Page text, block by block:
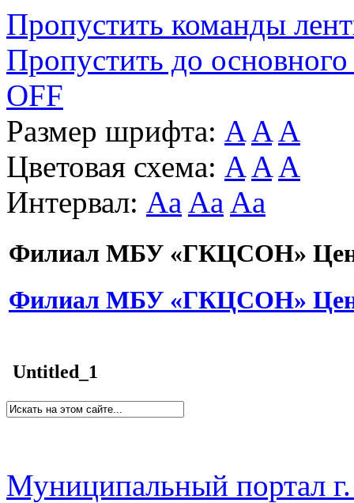
Пропустить команды
Пропустить до основного
OFF
Размер шрифта: A A A
Цветовая схема: A A A
Интервал: Aa Aa Aa
Филиал МБУ «ГКЦСОН»
Филиал МБУ «ГКЦСОН»
Untitled_1
Муниципальный портал